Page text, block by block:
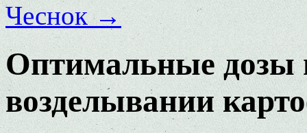
Чеснок→
Оптимальные дозы
возделывании